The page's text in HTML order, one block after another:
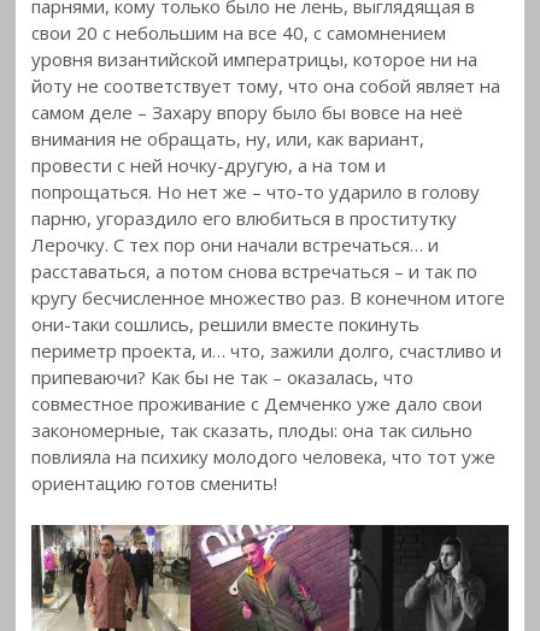
парнями, кому только было не лень, выглядящая в
свои 20 с небольшим на все 40, с самомнением
уровня византийской императрицы, которое ни на
йоту не соответствует тому, что она собой являет на
самом деле – Захару впору было бы вовсе на неё
внимания не обращать, ну, или, как вариант,
провести с ней ночку-другую, а на том и
попрощаться. Но нет же – что-то ударило в голову
парню, угораздило его влюбиться в проститутку
Лерочку. С тех пор они начали встречаться… и
расставаться, а потом снова встречаться – и так по
кругу бесчисленное множество раз. В конечном итоге
они-таки сошлись, решили вместе покинуть
периметр проекта, и… что, зажили долго, счастливо и
припеваючи? Как бы не так – оказалась, что
совместное проживание с Демченко уже дало свои
закономерные, так сказать, плоды: она так сильно
повлияла на психику молодого человека, что тот уже
ориентацию готов сменить!